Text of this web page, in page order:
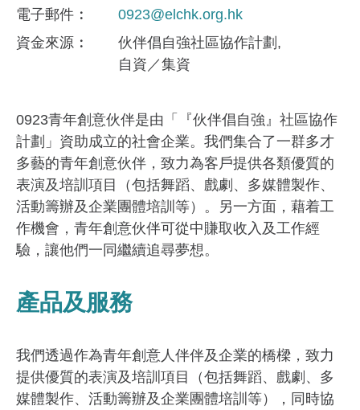
電子郵件
0923@elchk.org.hk
資金來​源
伙伴倡自強社區協作計劃
自資／集資
0923青年創意伙伴是由「『伙伴倡自強』社區協作
計劃」資助成立的社會企業。我們集合了一群多才
多藝的青年創意伙伴，致力為客戶提供各類優質的
表演及培訓項目（包括舞蹈、戲劇、多媒體製作、
活動籌辦及企業團體培訓等）。另一方面，藉着工
作機會，青年創意伙伴可從中賺取收入及工作經
驗，讓他們一同繼續追尋夢想。
產品及服務
我們透過作為青年創意人伴伴及企業的橋樑，致力
提供優質的表演及培訓項目（包括舞蹈、戲劇、多
媒體製作、活動籌辦及企業團體培訓等），同時協